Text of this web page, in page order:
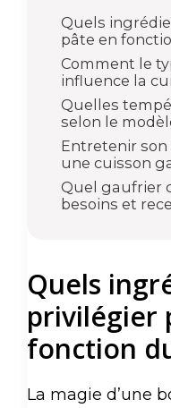
Quels
pâte en
Comment le
influence la
Quelles
selon le
Entretenir
une cuisson
Quel gaufrier
besoins et
Quels
privilégier
fonction
La magie d’une